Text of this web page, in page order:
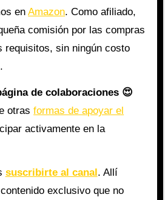
enAmazon. Como afiliado,
comisión por las compras
requisitos, sin ningún costo
de colaboraciones 😍
otrasformas de apoyar el
activamente en la
suscribirte al canal . Allí
exclusivo que no